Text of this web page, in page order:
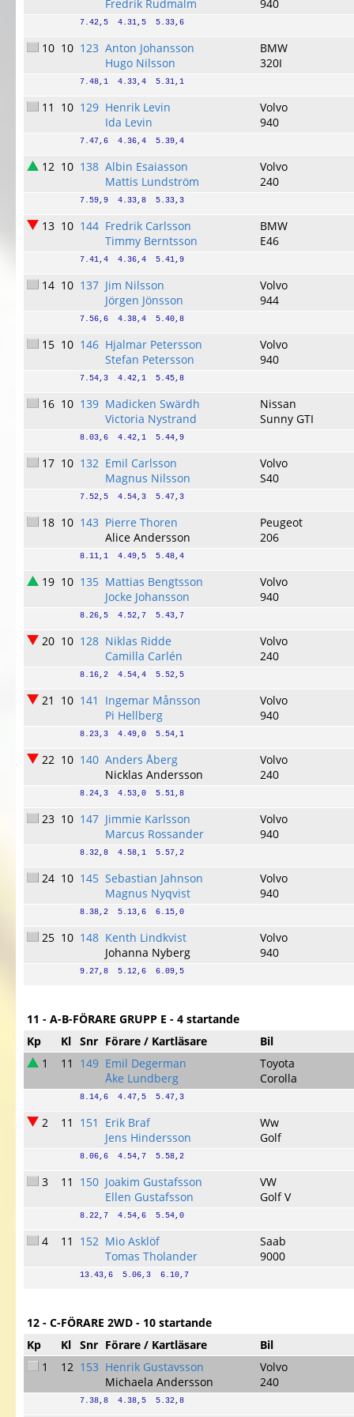
Fredrik Rudmalm 940
7.42,5  4.31,5  5.33,6
10 10 123 Anton Johansson
Hugo Nilsson
BMW
320I
7.48,1  4.33,4  5.31,1
11 10 129 Henrik Levin
Ida Levin
Volvo
940
7.47,6  4.36,4  5.39,4
12 10 138 Albin Esaiasson
Mattis Lundström
Volvo
240
7.59,9  4.33,8  5.33,3
13 10 144 Fredrik Carlsson
Timmy Berntsson
BMW
E46
7.41,4  4.36,4  5.41,9
14 10 137 Jim Nilsson
Jörgen Jönsson
Volvo
944
7.56,6  4.38,4  5.40,8
15 10 146 Hjalmar Petersson
Stefan Petersson
Volvo
940
7.54,3  4.42,1  5.45,8
16 10 139 Madicken Swärdh
Victoria Nystrand
Nissan
Sunny GTI
8.03,6  4.42,1  5.44,9
17 10 132 Emil Carlsson
Magnus Nilsson
Volvo
S40
7.52,5  4.54,3  5.47,3
18 10 143 Pierre Thoren
Alice Andersson
Peugeot
206
8.11,1  4.49,5  5.48,4
19 10 135 Mattias Bengtsson
Jocke Johansson
Volvo
940
8.26,5  4.52,7  5.43,7
20 10 128 Niklas Ridde
Camilla Carlén
Volvo
240
8.16,2  4.54,4  5.52,5
21 10 141
Ingemar Månsson
Pi Hellberg
Volvo
940
8.23,3  4.49,0  5.54,1
22 10 140 Anders Åberg
Nicklas Andersson
Volvo
240
8.24,3  4.53,0  5.51,8
23 10 147 Jimmie Karlsson
Marcus Rossander
Volvo
940
8.32,8  4.58,1  5.57,2
24 10 145 Sebastian Jahnson
Magnus Nyqvist
Volvo
940
8.38,2  5.13,6  6.15,0
25 10 148 Kenth Lindkvist
Johanna Nyberg
Volvo
940
9.27,8  5.12,6  6.09,5
11 - A-B-FÖRARE GRUPP E - 4 startande
Kp
Kl Snr Förare / Kartläsare
Bil
1
11 149 Emil Degerman
Åke Lundberg
Toyota
Corolla
8.14,6  4.47,5  5.47,3
2 11 151
Erik Braf
Jens Hindersson
Ww
Golf
8.06,6  4.54,7  5.58,2
3 11 150 Joakim Gustafsson
Ellen Gustafsson
VW
Golf V
8.22,7  4.54,6  5.54,0
4 11 152 Mio Asklöf
Tomas Tholander
Saab
9000
13.43,6  5.06,3  6.10,7
12 - C-FÖRARE 2WD - 10 startande
Kp
Kl Snr Förare / Kartläsare
Bil
1
12 153 Henrik Gustavsson
Michaela Andersson
Volvo
240
7.38,8  4.38,5  5.32,8